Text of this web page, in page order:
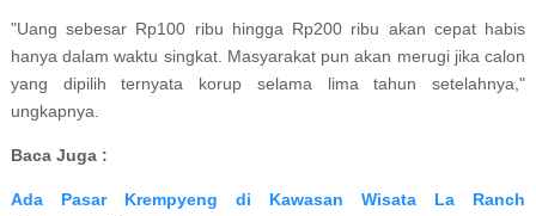
"Uang sebesar Rp100 ribu hingga Rp200 ribu akan cepat habis
hanya dalam waktu singkat. Masyarakat pun akan merugi jika calon
yang dipilih ternyata korup selama lima tahun setelahnya,"
ungkapnya.
Baca Juga :
Ada Pasar Krempyeng di Kawasan Wisata La Ranch